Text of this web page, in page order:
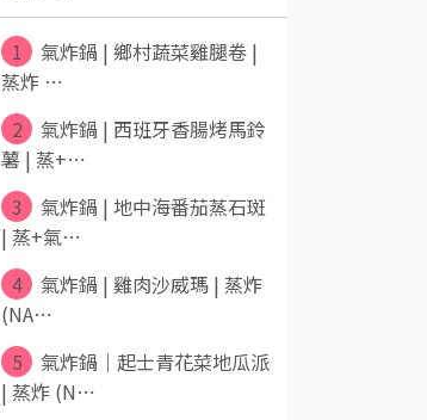
1
氣炸鍋 | 鄉村蔬菜雞腿卷 |
蒸炸 ⋯
2
氣炸鍋 | 西班牙香腸烤馬鈴
薯 | 蒸+⋯
3
氣炸鍋 | 地中海番茄蒸石斑
| 蒸+氣⋯
4
氣炸鍋 | 雞肉沙威瑪 | 蒸炸
(NA⋯
5
氣炸鍋｜起士青花菜地瓜派
| 蒸炸 (N⋯